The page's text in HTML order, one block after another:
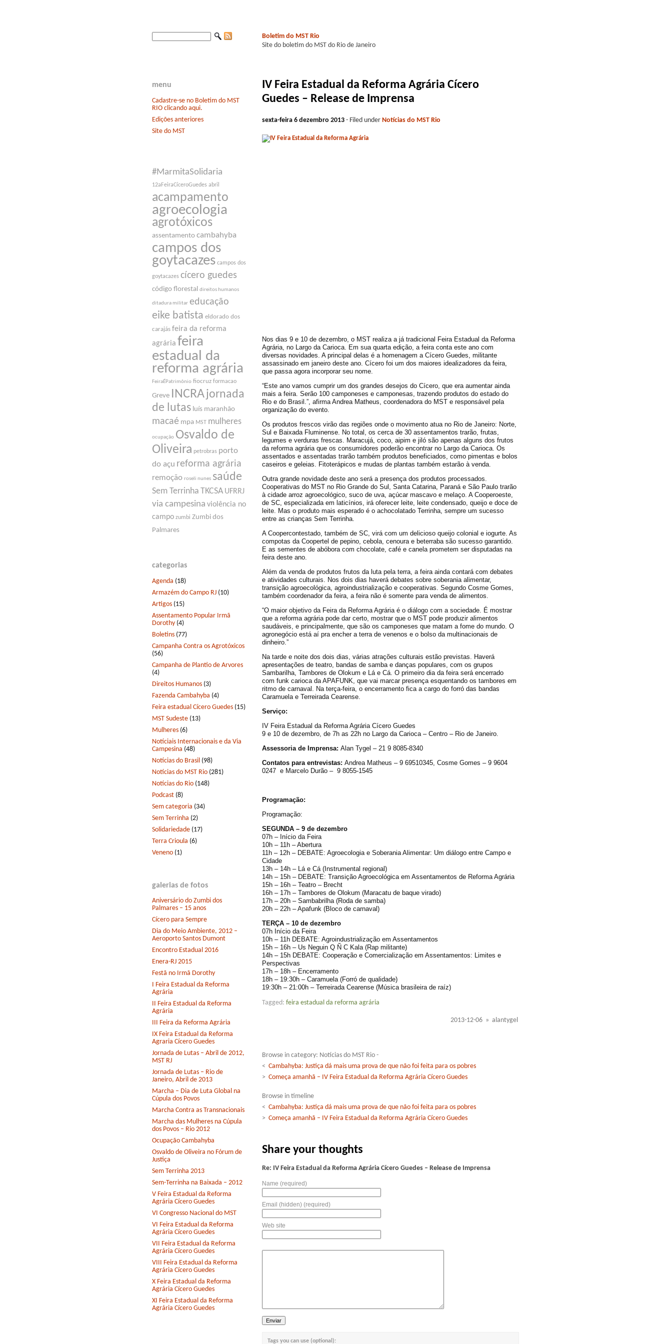
menu
Cadastre-se no Boletim do MST
RIO clicando aqui.
Edições anteriores
Site do MST
#MarmitaSolidaria
12aFeiraCíceroGuedes abril
acampamento
agroecologia
agrotóxicos
assentamento cambahyba
campos dos
goytacazes campos dos
goytacazes cícero guedes
código florestal direitos humanos
ditadura militar educação
eike batista eldorado dos
carajás feira da reforma
agrária feira
estadual da
reforma agrária
FeiraÉPatrimônio fiocruz formacao
Greve INCRA jornada
de lutas luís maranhão
macaé mpa MST mulheres
ocupação Osvaldo de
Oliveira petrobras porto
do açu reforma agrária
remoção roseli nunes saúde
Sem Terrinha TKCSA UFRRJ
via campesina violência no
campo zumbi Zumbi dos
Palmares
categorias
Agenda (18)
Armazém do Campo RJ (10)
Artigos (15)
Assentamento Popular Irmã
Dorothy (4)
Boletins (77)
Campanha Contra os Agrotóxicos
(56)
Campanha de Plantio de Arvores
(4)
Direitos Humanos (3)
Fazenda Cambahyba (4)
Feira estadual Cícero Guedes (15)
MST Sudeste (13)
Mulheres (6)
Notíciais Internacionais e da Via
Campesina (48)
Notícias do Brasil (98)
Notícias do MST Rio (281)
Notícias do Rio (148)
Podcast (8)
Sem categoria (34)
Sem Terrinha (2)
Solidariedade (17)
Terra Crioula (6)
Veneno (1)
galerias de fotos
Aniversário do Zumbi dos
Palmares – 15 anos
Cícero para Sempre
Dia do Meio Ambiente, 2012 –
Aeroporto Santos Dumont
Encontro Estadual 2016
Enera-RJ 2015
Festã no Irmã Dorothy
I Feira Estadual da Reforma
Agrária
II Feira Estadual da Reforma
Agrária
III Feira da Reforma Agrária
IX Feira Estadual da Reforma
Agraria Cícero Guedes
Jornada de Lutas – Abril de 2012,
MST RJ
Jornada de Lutas – Rio de
Janeiro, Abril de 2013
Marcha – Dia de Luta Global na
Cúpula dos Povos
Marcha Contra as Transnacionais
Marcha das Mulheres na Cúpula
dos Povos – Rio 2012
Ocupação Cambahyba
Osvaldo de Oliveira no Fórum de
Justiça
Sem Terrinha 2013
Sem-Terrinha na Baixada – 2012
V Feira Estadual da Reforma
Agrária Cícero Guedes
VI Congresso Nacional do MST
VI Feira Estadual da Reforma
Agrária Cícero Guedes
VII Feira Estadual da Reforma
Agrária Cícero Guedes
VIII Feira Estadual da Reforma
Agrária Cícero Guedes
X Feira Estadual da Reforma
Agrária Cícero Guedes
XI Feira Estadual da Reforma
Agrária Cícero Guedes
Boletim do MST Rio
Site do boletim do MST do Rio de Janeiro
IV Feira Estadual da Reforma Agrária Cícero
Guedes – Release de Imprensa
sexta-feira 6 dezembro 2013 - Filed under Notícias do MST Rio
Nos dias 9 e 10 de dezembro, o MST realiza a já tradicional Feira Estadual da Reforma
Agrária, no Largo da Carioca. Em sua quarta edição, a feira conta este ano com
diversas novidades. A principal delas é a homenagem a Cícero Guedes, militante
assassinado em janeiro deste ano. Cícero foi um dos maiores idealizadores da feira,
que passa agora incorporar seu nome.
“Este ano vamos cumprir um dos grandes desejos do Cícero, que era aumentar ainda
mais a feira. Serão 100 camponeses e camponesas, trazendo produtos do estado do
Rio e do Brasil.”, afirma Andrea Matheus, coordenadora do MST e responsável pela
organização do evento.
Os produtos frescos virão das regiões onde o movimento atua no Rio de Janeiro: Norte,
Sul e Baixada Fluminense. No total, os cerca de 30 assentamentos trarão, frutas,
legumes e verduras frescas. Maracujá, coco, aipim e jiló são apenas alguns dos frutos
da reforma agrária que os consumidores poderão encontrar no Largo da Carioca. Os
assentados e assentadas trarão também produtos beneficiados, como pimentas e bolos
caseiros e geleias. Fitoterápicos e mudas de plantas também estarão à venda.
Outra grande novidade deste ano será a presença dos produtos processados.
Cooperativas do MST no Rio Grande do Sul, Santa Catarina, Paraná e São Paulo trarão
à cidade arroz agroecológico, suco de uva, açúcar mascavo e melaço. A Cooperoeste,
de SC, especializada em laticínios, irá oferecer leite, leite condensado, queijo e doce de
leite. Mas o produto mais esperado é o achocolatado Terrinha, sempre um sucesso
entre as crianças Sem Terrinha.
A Coopercontestado, também de SC, virá com um delicioso queijo colonial e iogurte. As
compotas da Coopertel de pepino, cebola, cenoura e beterraba são sucesso garantido.
E as sementes de abóbora com chocolate, café e canela prometem ser disputadas na
feira deste ano.
Além da venda de produtos frutos da luta pela terra, a feira ainda contará com debates
e atividades culturais. Nos dois dias haverá debates sobre soberania alimentar,
transição agroecológica, agroindustrialização e cooperativas. Segundo Cosme Gomes,
também coordenador da feira, a feira não é somente para venda de alimentos.
“O maior objetivo da Feira da Reforma Agrária é o diálogo com a sociedade. É mostrar
que a reforma agrária pode dar certo, mostrar que o MST pode produzir alimentos
saudáveis, e principalmente, que são os camponeses que matam a fome do mundo. O
agronegócio está aí pra encher a terra de venenos e o bolso da multinacionais de
dinheiro.”
Na tarde e noite dos dois dias, várias atrações culturais estão previstas. Haverá
apresentações de teatro, bandas de samba e danças populares, com os grupos
Sambarilha, Tambores de Olokum e Lá e Cá. O primeiro dia da feira será encerrado
com funk carioca da APAFUNK, que vai marcar presença esquentando os tambores em
ritmo de carnaval. Na terça-feira, o encerramento fica a cargo do forró das bandas
Caramuela e Terreirada Cearense.
Serviço:
IV Feira Estadual da Reforma Agrária Cícero Guedes
9 e 10 de dezembro, de 7h as 22h no Largo da Carioca – Centro – Rio de Janeiro.
Assessoria de Imprensa: Alan Tygel – 21 9 8085-8340
Contatos para entrevistas: Andrea Matheus – 9 69510345, Cosme Gomes – 9 9604
0247 e Marcelo Durão – 9 8055-1545
Programação:
Programação:
SEGUNDA – 9 de dezembro
07h – Início da Feira
10h – 11h – Abertura
11h – 12h – DEBATE: Agroecologia e Soberania Alimentar: Um diálogo entre Campo e
Cidade
13h – 14h – Lá e Cá (Instrumental regional)
14h – 15h – DEBATE: Transição Agroecológica em Assentamentos de Reforma Agrária
15h – 16h – Teatro – Brecht
16h – 17h – Tambores de Olokum (Maracatu de baque virado)
17h – 20h – Sambabrilha (Roda de samba)
20h – 22h – Apafunk (Bloco de carnaval)
TERÇA – 10 de dezembro
07h Início da Feira
10h – 11h DEBATE: Agroindustrialização em Assentamentos
15h – 16h – Us Neguin Q Ñ C Kala (Rap militante)
14h – 15h DEBATE: Cooperação e Comercialização em Assentamentos: Limites e
Perspectivas
17h – 18h – Encerramento
18h – 19:30h – Caramuela (Forró de qualidade)
19:30h – 21:00h – Terreirada Cearense (Música brasileira de raíz)
Tagged: feira estadual da reforma agrária
2013-12-06 » alantygel
Browse in category: Notícias do MST Rio -
< Cambahyba: Justiça dá mais uma prova de que não foi feita para os pobres
> Começa amanhã – IV Feira Estadual da Reforma Agrária Cícero Guedes
Browse in timeline
< Cambahyba: Justiça dá mais uma prova de que não foi feita para os pobres
> Começa amanhã – IV Feira Estadual da Reforma Agrária Cícero Guedes
Share your thoughts
Re: IV Feira Estadual da Reforma Agrária Cícero Guedes – Release de Imprensa
Name (required)
Email (hidden) (required)
Web site
Tags you can use (optional):